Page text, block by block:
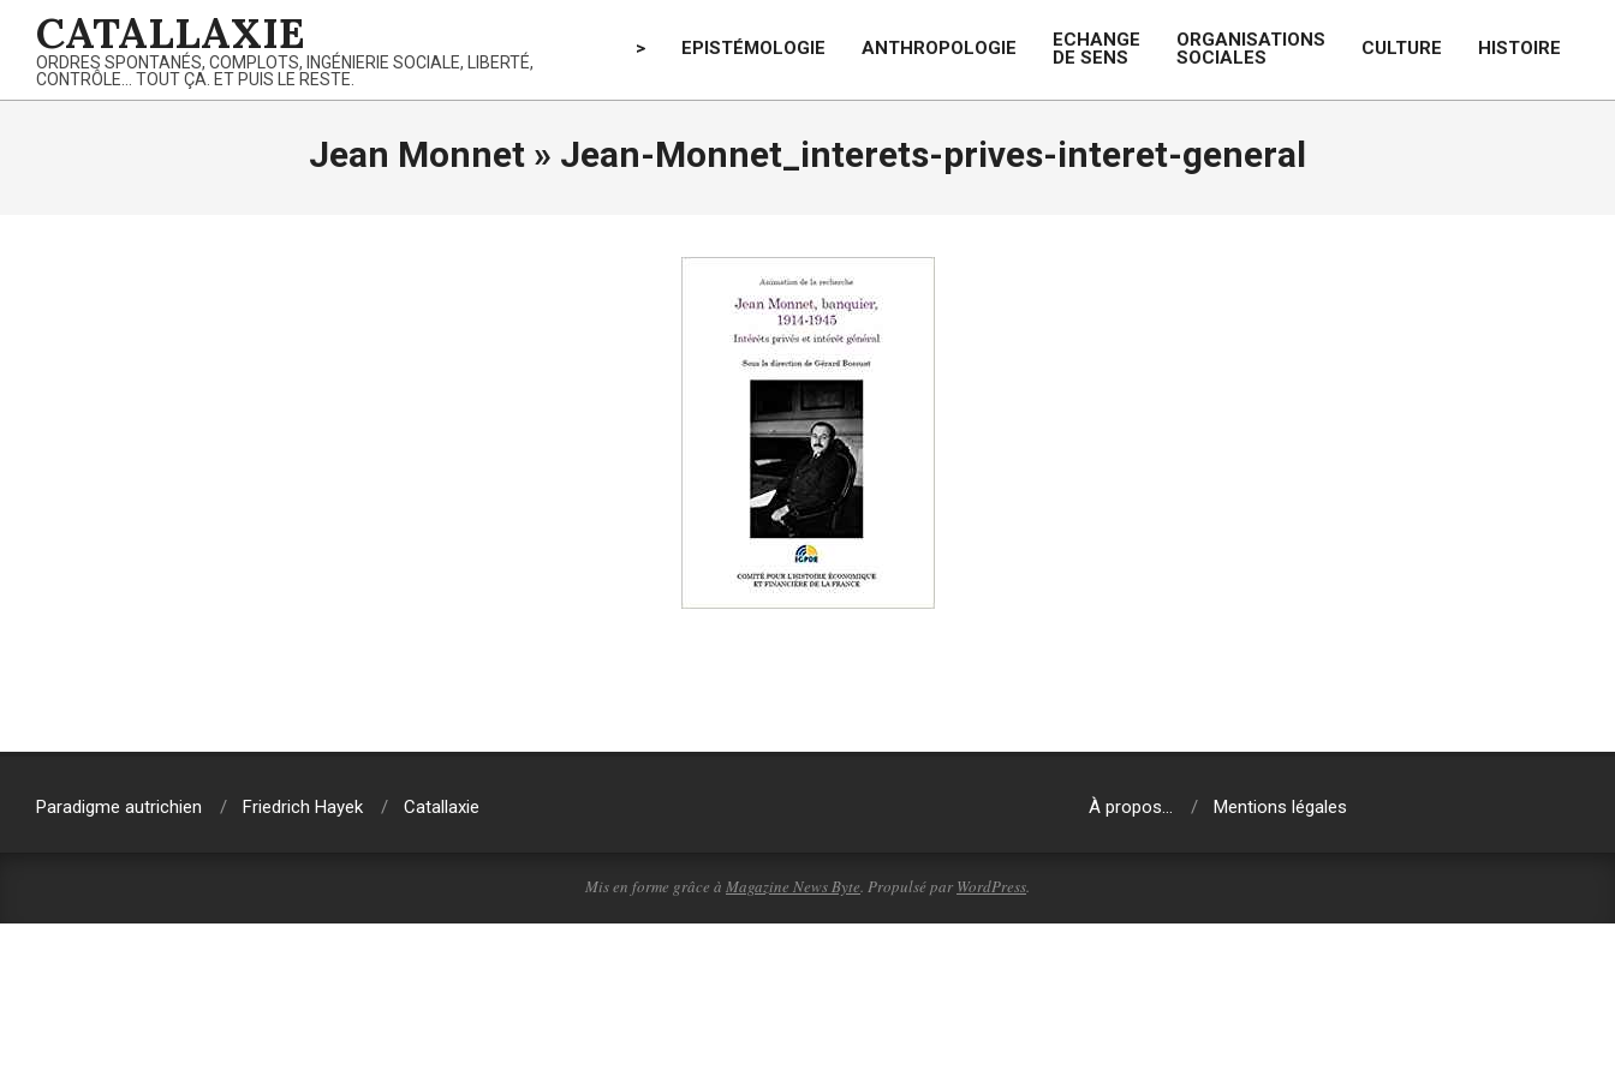
content
CATALLAXIE
ORDRES SPONTANÉS, COMPLOTS, INGÉNIERIE SOCIALE, LIBERTÉ,
CONTRÔLE… TOUT ÇA. ET PUIS LE RESTE.
> EPISTÉMOLOGIE ANTHROPOLOGIE
ECHANGE
DE SENS
ORGANISATIONS
SOCIALES
CULTURE HISTOIRE
Jean Monnet » Jean-Monnet_interets-prives-interet-general
07-
Paradigme autrichien
Friedrich Hayek Catallaxie À propos… Mentions légales
Mis en forme grâce à Magazine News Byte. Propulsé par WordPress.